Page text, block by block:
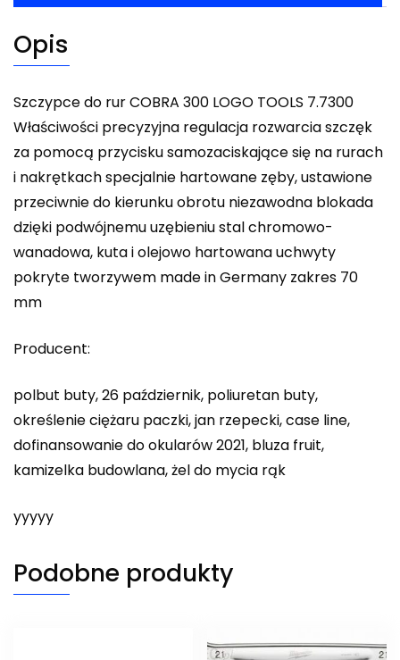
Opis
Szczypce do rur COBRA 300 LOGO TOOLS 7.7300
Właściwości precyzyjna regulacja rozwarcia szczęk
za pomocą przycisku samozaciskające się na rurach
i nakrętkach specjalnie hartowane zęby, ustawione
przeciwnie do kierunku obrotu niezawodna blokada
dzięki podwójnemu uzębieniu stal chromowo-
wanadowa, kuta i olejowo hartowana uchwyty
pokryte tworzywem made in Germany zakres 70
mm
Producent:
polbut buty, 26 październik, poliuretan buty,
określenie ciężaru paczki, jan rzepecki, case line,
dofinansowanie do okularów 2021, bluza fruit,
kamizelka budowlana, żel do mycia rąk
yyyyy
Podobne produkty